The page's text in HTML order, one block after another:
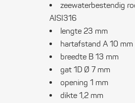
zeewaterbestendig
AISI316
lengte 23 mm
hartafstand A 10 mm
breedte B 13 mm
gat 1D Ø 7 mm
opening 1 mm
dikte 1,2 mm